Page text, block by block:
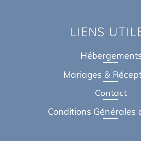
LIENS
Hébergements
Mariages &
Contact
Conditions Générales